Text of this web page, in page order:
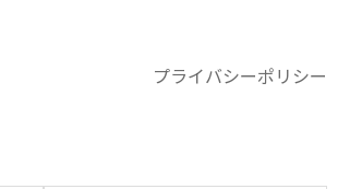
プライバシーポリシー